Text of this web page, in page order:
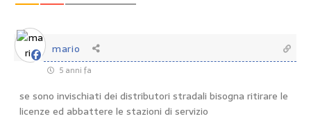
mario
5 anni fa
se sono invischiati dei distributori stradali bisogna ritirare le
licenze ed abbattere le stazioni di servizio